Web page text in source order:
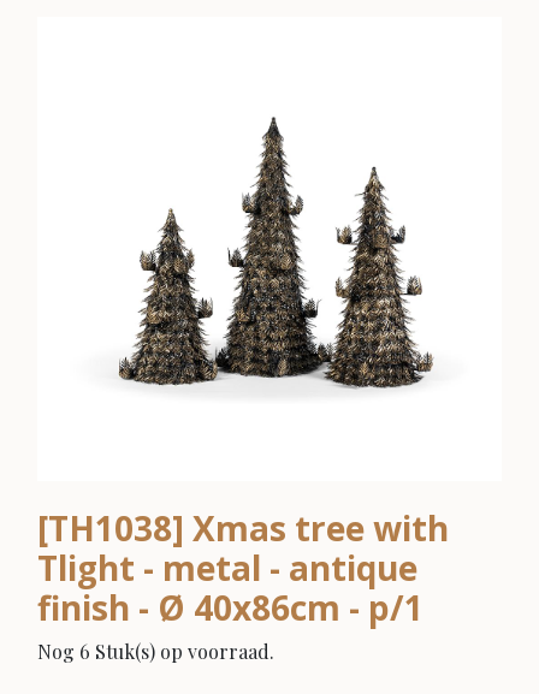
[TH1038] Xmas tree with
Tlight - metal - antique
finish - Ø 40x86cm - p/1
Nog 6 Stuk(s) op voorraad.